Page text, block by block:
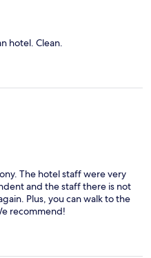
hotel. Clean.
The hotel staff were very
and the staff there is not
Plus, you can walk to the
recommend!